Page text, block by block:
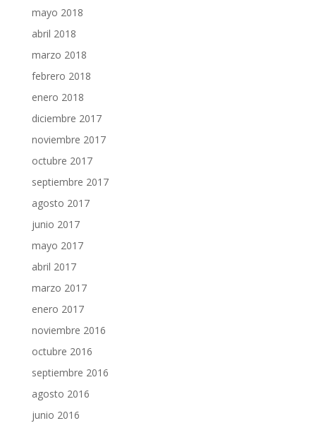
mayo 2018
abril 2018
marzo 2018
febrero 2018
enero 2018
diciembre 2017
noviembre 2017
octubre 2017
septiembre 2017
agosto 2017
junio 2017
mayo 2017
abril 2017
marzo 2017
enero 2017
noviembre 2016
octubre 2016
septiembre 2016
agosto 2016
junio 2016